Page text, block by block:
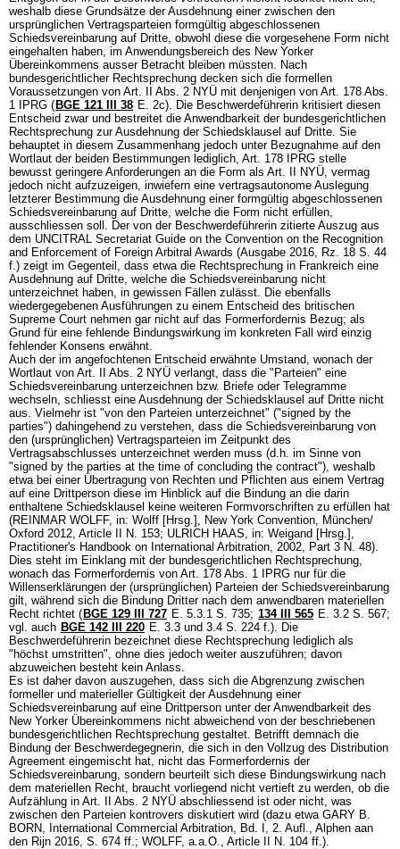
weshalb diese Grundsätze der Ausdehnung einer zwischen den
ursprünglichen Vertragsparteien formgültig abgeschlossenen
Schiedsvereinbarung auf Dritte, obwohl diese die vorgesehene Form nicht
eingehalten haben, im Anwendungsbereich des New Yorker
Übereinkommens ausser Betracht bleiben müssten. Nach
bundesgerichtlicher Rechtsprechung decken sich die formellen
Voraussetzungen von Art. II Abs. 2 NYÜ mit denjenigen von Art. 178 Abs.
1 IPRG ( BGE 121 III 38 E. 2c). Die Beschwerdeführerin kritisiert diesen
Entscheid zwar und bestreitet die Anwendbarkeit der bundesgerichtlichen
Rechtsprechung zur Ausdehnung der Schiedsklausel auf Dritte. Sie
behauptet in diesem Zusammenhang jedoch unter Bezugnahme auf den
Wortlaut der beiden Bestimmungen lediglich, Art. 178 IPRG stelle
bewusst geringere Anforderungen an die Form als Art. II NYÜ, vermag
jedoch nicht aufzuzeigen, inwiefern eine vertragsautonome Auslegung
letzterer Bestimmung die Ausdehnung einer formgültig abgeschlossenen
Schiedsvereinbarung auf Dritte, welche die Form nicht erfüllen,
ausschliessen soll. Der von der Beschwerdeführerin zitierte Auszug aus
dem UNCITRAL Secretariat Guide on the Convention on the Recognition
and Enforcement of Foreign Arbitral Awards (Ausgabe 2016, Rz. 18 S. 44
f.) zeigt im Gegenteil, dass etwa die Rechtsprechung in Frankreich eine
Ausdehnung auf Dritte, welche die Schiedsvereinbarung nicht
unterzeichnet haben, in gewissen Fällen zulässt. Die ebenfalls
wiedergegebenen Ausführungen zu einem Entscheid des britischen
Supreme Court nehmen gar nicht auf das Formerfordernis Bezug; als
Grund für eine fehlende Bindungswirkung im konkreten Fall wird einzig
fehlender Konsens erwähnt.
Auch der im angefochtenen Entscheid erwähnte Umstand, wonach der
Wortlaut von Art. II Abs. 2 NYÜ verlangt, dass die "Parteien" eine
Schiedsvereinbarung unterzeichnen bzw. Briefe oder Telegramme
wechseln, schliesst eine Ausdehnung der Schiedsklausel auf Dritte nicht
aus. Vielmehr ist "von den Parteien unterzeichnet" ("signed by the
parties") dahingehend zu verstehen, dass die Schiedsvereinbarung von
den (ursprünglichen) Vertragsparteien im Zeitpunkt des
Vertragsabschlusses unterzeichnet werden muss (d.h. im Sinne von
"signed by the parties at the time of concluding the contract"), weshalb
etwa bei einer Übertragung von Rechten und Pflichten aus einem Vertrag
auf eine Drittperson diese im Hinblick auf die Bindung an die darin
enthaltene Schiedsklausel keine weiteren Formvorschriften zu erfüllen hat
(REINMAR WOLFF, in: Wolff [Hrsg.], New York Convention, München/
Oxford 2012, Article II N. 153; ULRICH HAAS, in: Weigand [Hrsg.],
Practitioner's Handbook on International Arbitration, 2002, Part 3 N. 48).
Dies steht im Einklang mit der bundesgerichtlichen Rechtsprechung,
wonach das Formerfordernis von Art. 178 Abs. 1 IPRG nur für die
Willenserklärungen der (ursprünglichen) Parteien der Schiedsvereinbarung
gilt, während sich die Bindung Dritter nach dem anwendbaren materiellen
Recht richtet ( BGE 129 III 727 E. 5.3.1 S. 735; 134 III 565 E. 3.2 S. 567;
vgl. auch BGE 142 III 220 E. 3.3 und 3.4 S. 224 f.). Die
Beschwerdeführerin bezeichnet diese Rechtsprechung lediglich als
"höchst umstritten", ohne dies jedoch weiter auszuführen; davon
abzuweichen besteht kein Anlass.
Es ist daher davon auszugehen, dass sich die Abgrenzung zwischen
formeller und materieller Gültigkeit der Ausdehnung einer
Schiedsvereinbarung auf eine Drittperson unter der Anwendbarkeit des
New Yorker Übereinkommens nicht abweichend von der beschriebenen
bundesgerichtlichen Rechtsprechung gestaltet. Betrifft demnach die
Bindung der Beschwerdegegnerin, die sich in den Vollzug des Distribution
Agreement eingemischt hat, nicht das Formerfordernis der
Schiedsvereinbarung, sondern beurteilt sich diese Bindungswirkung nach
dem materiellen Recht, braucht vorliegend nicht vertieft zu werden, ob die
Aufzählung in Art. II Abs. 2 NYÜ abschliessend ist oder nicht, was
zwischen den Parteien kontrovers diskutiert wird (dazu etwa GARY B.
BORN, International Commercial Arbitration, Bd. I, 2. Aufl., Alphen aan
den Rijn 2016, S. 674 ff.; WOLFF, a.a.O., Article II N. 104 ff.).